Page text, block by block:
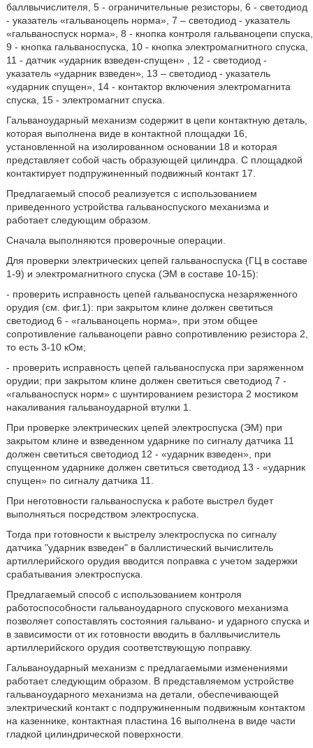
баллвычислителя, 5 - ограничительные резисторы, 6 - светодиод
- указатель «гальваноцепь норма», 7 – светодиод - указатель
«гальваноспуск норма», 8 - кнопка контроля гальваноцепи спуска,
9 - кнопка гальваноспуска, 10 - кнопка электромагнитного спуска,
11 - датчик «ударник взведен-спущен» , 12 - светодиод -
указатель «ударник взведен», 13 – светодиод - указатель
«ударник спущен», 14 - контактор включения электромагнита
спуска, 15 - электромагнит спуска.
Гальваноударный механизм содержит в цепи контактную деталь,
которая выполнена виде в контактной площадки 16,
установленной на изолированном основании 18 и которая
представляет собой часть образующей цилиндра. С площадкой
контактирует подпружиненный подвижный контакт 17.
Предлагаемый способ реализуется с использованием
приведенного устройства гальваноспуского механизма и
работает следующим образом.
Сначала выполняются проверочные операции.
Для проверки электрических цепей гальваноспуска (ГЦ в составе
1-9) и электромагнитного спуска (ЭМ в составе 10-15):
- проверить исправность цепей гальваноспуска незаряженного
орудия (см. фиг.1): при закрытом клине должен светиться
светодиод 6 - «гальваноцепь норма», при этом общее
сопротивление гальваноцепи равно сопротивлению резистора 2,
то есть 3-10 кОм;
- проверить исправность цепей гальваноспуска при заряженном
орудии; при закрытом клине должен светиться светодиод 7 -
«гальваноспуск норм» с шунтированием резистора 2 мостиком
накаливания гальваноударной втулки 1.
При проверке электрических цепей электроспуска (ЭМ) при
закрытом клине и взведенном ударнике по сигналу датчика 11
должен светиться светодиод 12 - «ударник взведен», при
спущенном ударнике должен светиться светодиод 13 - «ударник
спущен» по сигналу датчика 11.
При неготовности гальваноспуска к работе выстрел будет
выполняться посредством электроспуска.
Тогда при готовности к выстрелу электроспуска по сигналу
датчика "ударник взведен" в баллистический вычислитель
артиллерийского орудия вводится поправка с учетом задержки
срабатывания электроспуска.
Предлагаемый способ с использованием контроля
работоспособности гальваноударного спускового механизма
позволяет сопоставлять состояния гальвано- и ударного спуска и
в зависимости от их готовности вводить в баллвычислитель
артиллерийского орудия соответствующую поправку.
Гальваноударный механизм с предлагаемыми изменениями
работает следующим образом. В представляемом устройстве
гальваноударного механизма на детали, обеспечивающей
электрический контакт с подпружиненным подвижным контактом
на казеннике, контактная пластина 16 выполнена в виде части
гладкой цилиндрической поверхности.